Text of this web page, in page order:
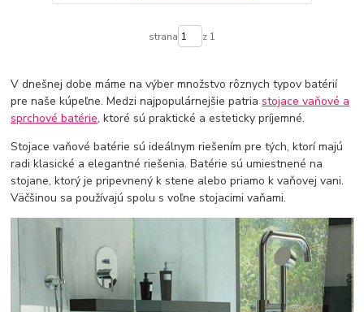
strana z 1
V dnešnej dobe máme na výber množstvo rôznych typov batérií
pre naše kúpeľne. Medzi najpopulárnejšie patriastojace vaňové a
sprchové batérie, ktoré sú praktické a esteticky príjemné.
Stojace vaňové batérie sú ideálnym riešením pre tých, ktorí majú
radi klasické a elegantné riešenia. Batérie sú umiestnené na
stojane, ktorý je pripevnený k stene alebo priamo k vaňovej vani.
Väčšinou sa používajú spolu s voľne stojacimi vaňami.